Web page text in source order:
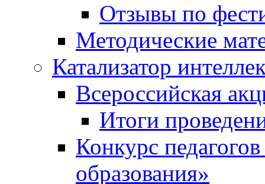
Отзывы по
Методические
Катализатор
Всероссийская
Итоги
Конкурс
образования»